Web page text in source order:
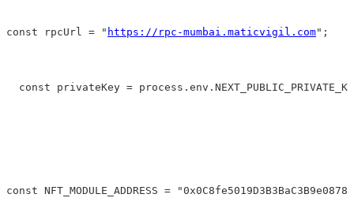
const rpcUrl = " https://rpc-mumbai.maticvigil.com" ;
  const privateKey
=
const NFT_MODULE_ADDRESS =